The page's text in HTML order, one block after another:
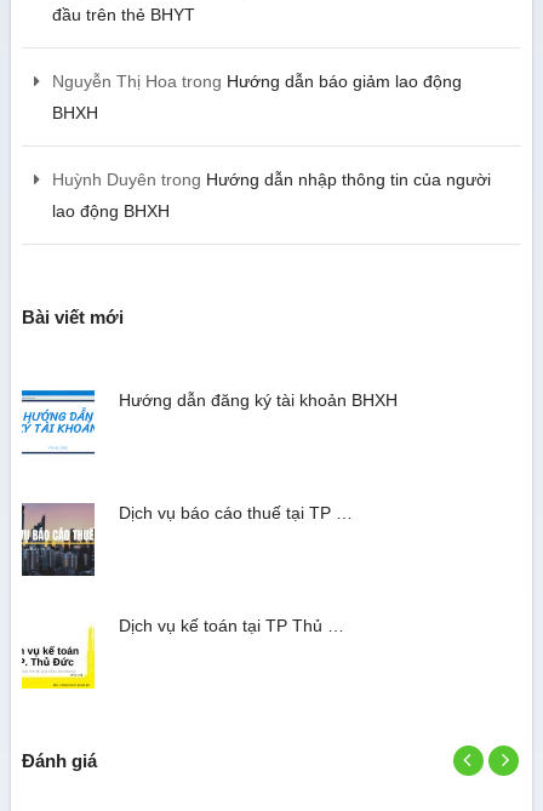
đầu trên thẻ BHYT
Nguyễn Thị Hoa trong Hướng dẫn báo giảm lao động
BHXH
Huỳnh Duyên trong Hướng dẫn nhập thông tin của người
lao động BHXH
Bài viết mới
Hướng dẫn đăng ký tài khoản BHXH
Dịch vụ báo cáo thuế tại TP …
Dịch vụ kế toán tại TP Thủ …
Đánh giá